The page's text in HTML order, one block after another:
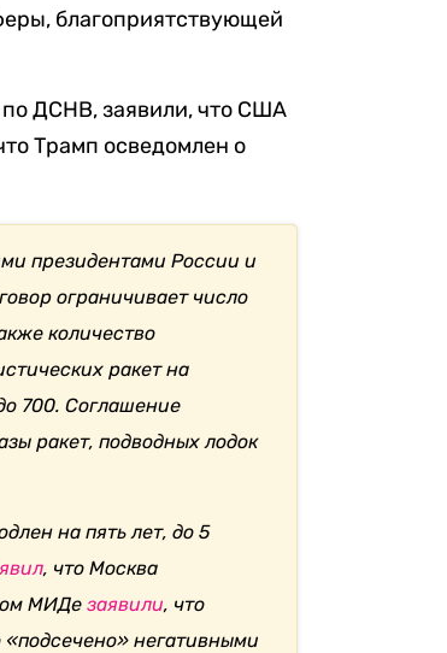
благоприятствующей
ДСНВ, заявили, что США
Трамп осведомлен о
президентами России и
ограничивает число
количество
ракет на
700. Соглашение
ракет, подводных лодок
на пять лет, до 5
, что Москва
МИДезаявили, что
негативными